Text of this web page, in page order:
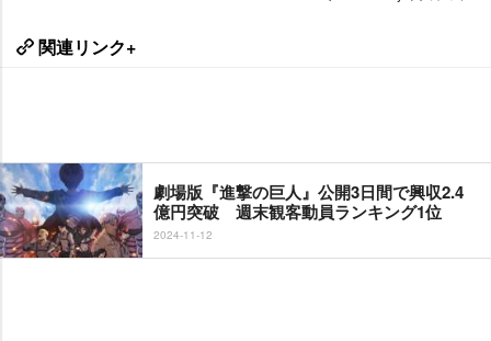
関連リンク+
劇場版『進撃の巨人』公開3日間で興収2.4
億円突破 週末観客動員ランキング1位
2024-11-12